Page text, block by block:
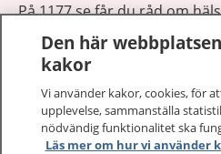
På 1177.se får du råd om
sjukdomar och vilka
Logga in för att läsa din
vårdärenden. Ring
sjukvårdsrådgivning dygnet
1177 ger dig råd när du vill
Den här
kakor
Vi använder kakor, cookies, för
upplevelse, sammanställa
nödvändig funktionalitet ska
Läs mer om hur vi använder